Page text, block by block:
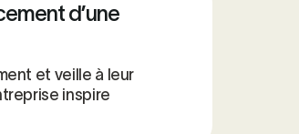
d’une
et veille à leur
inspire